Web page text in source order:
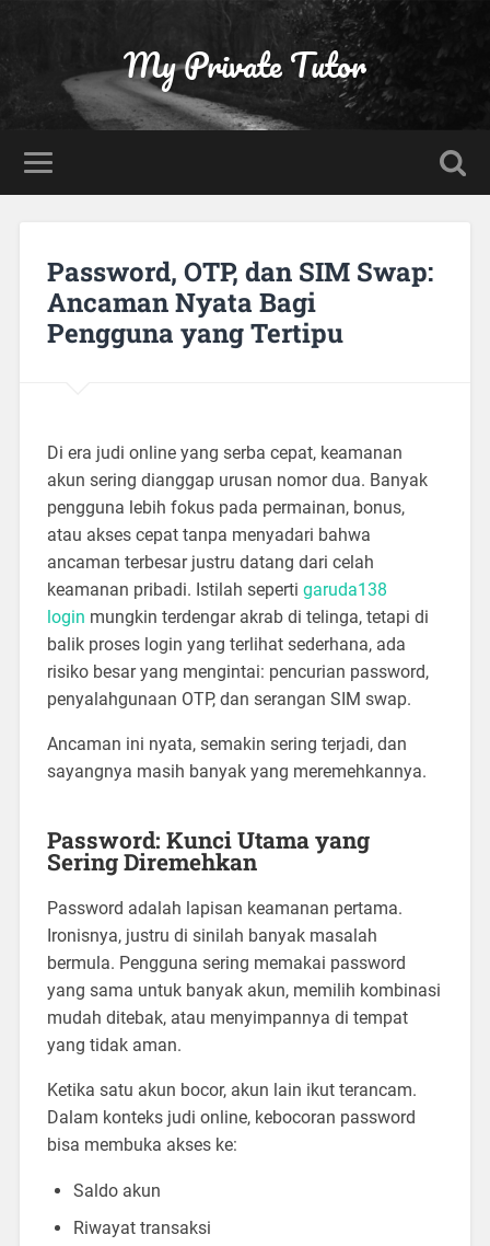
My Private Tutor
Password, OTP, dan SIM Swap:
Ancaman Nyata Bagi
Pengguna yang Tertipu
Di era judi online yang serba cepat, keamanan
akun sering dianggap urusan nomor dua. Banyak
pengguna lebih fokus pada permainan, bonus,
atau akses cepat tanpa menyadari bahwa
ancaman terbesar justru datang dari celah
keamanan pribadi. Istilah seperti garuda138
login mungkin terdengar akrab di telinga, tetapi di
balik proses login yang terlihat sederhana, ada
risiko besar yang mengintai: pencurian password,
penyalahgunaan OTP, dan serangan SIM swap.
Ancaman ini nyata, semakin sering terjadi, dan
sayangnya masih banyak yang meremehkannya.
Password: Kunci Utama yang
Sering Diremehkan
Password adalah lapisan keamanan pertama.
Ironisnya, justru di sinilah banyak masalah
bermula. Pengguna sering memakai password
yang sama untuk banyak akun, memilih kombinasi
mudah ditebak, atau menyimpannya di tempat
yang tidak aman.
Ketika satu akun bocor, akun lain ikut terancam.
Dalam konteks judi online, kebocoran password
bisa membuka akses ke:
Saldo akun
Riwayat transaksi